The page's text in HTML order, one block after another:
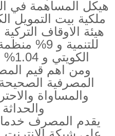
للتنمية و
الكويتي و 1.04% مساهمين اخرين .
ومن اهم قيم
المصرفية
والمساواة
يقدم المصرف خدماته